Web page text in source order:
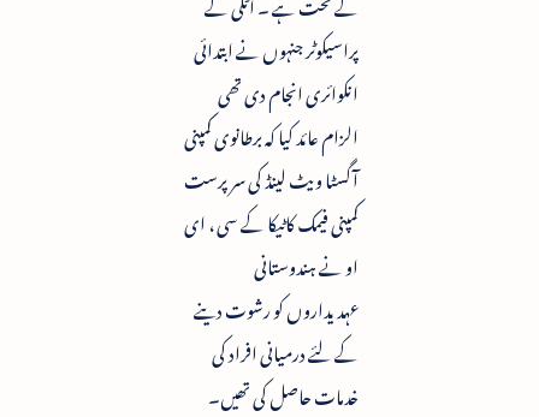
پراسیکوٹر جنہوں نے ابتدائی
انکوائری انجام دی تھی
الزام عائد کیا کہ برطانوی کمپنی
آگسٹا ویٹ لینڈ کی سرپرست
کمپنی فیمک کاٹیکا کے سی ، ای
او نے ہندوستانی
عہدیداروں کو رشوت دینے
کے لئے درمیانی افراد کی
خدمات حاصل کی تھیں۔